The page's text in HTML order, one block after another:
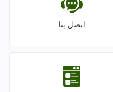
اتصل بنا